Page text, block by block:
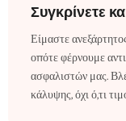
Συγκρίνετε
Είμαστε
οπότε φέρνουμε
ασφαλιστών μας.
κάλυψης, όχι ό,τι